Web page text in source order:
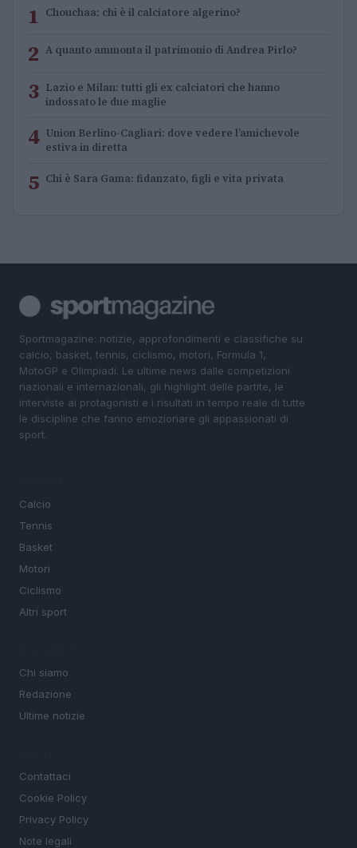
1 Chouchaa: chi è il calciatore algerino?
2 A quanto ammonta il patrimonio di Andrea Pirlo?
3 Lazio e Milan: tutti gli ex calciatori che hanno
indossato le due maglie
4 Union Berlino-Cagliari: dove vedere l’amichevole
estiva in diretta
5 Chi è Sara Gama: fidanzato, figli e vita privata
Sportmagazine: notizie, approfondimenti e classifiche su
calcio, basket, tennis, ciclismo, motori, Formula 1,
MotoGP e Olimpiadi. Le ultime news dalle competizioni
nazionali e internazionali, gli highlight delle partite, le
interviste ai protagonisti e i risultati in tempo reale di tutte
le discipline che fanno emozionare gli appassionati di
sport.
Calcio
Tennis
Basket
Motori
Ciclismo
Altri sport
Chi siamo
Redazione
Ultime notizie
Contattaci
Cookie Policy
Privacy Policy
Note legali